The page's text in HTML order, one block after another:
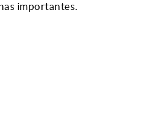
importantes.